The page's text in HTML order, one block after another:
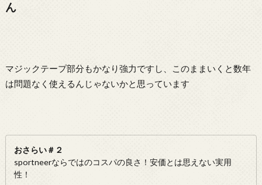
ん
マジックテープ部分もかなり強力ですし、このままいくと数年
は問題なく使えるんじゃないかと思っています
おさらい＃２
sportneerならではのコスパの良さ！安価とは思えない実用
性！